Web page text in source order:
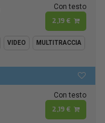
Con testo
2,19 €
VIDEO MULTITRACCIA
Con testo
2,19 €